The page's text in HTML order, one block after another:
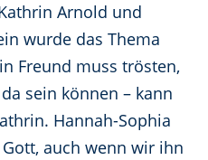
Arnold und
wurde das Thema
Freund muss trösten,
sein können – kann
Hannah-Sophia
auch wenn wir ihn